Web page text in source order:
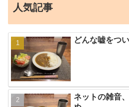
人気記事
どんな嘘をつ
ネットの雑音